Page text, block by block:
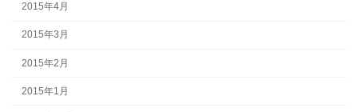
2015年4月
2015年3月
2015年2月
2015年1月